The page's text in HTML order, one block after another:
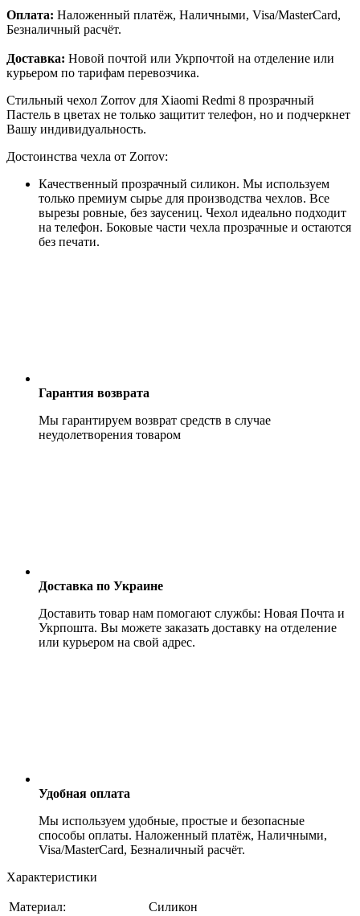
Оплата: Наложенный платёж, Наличными, Visa/MasterCard,
Безналичный расчёт.
Доставка: Новой почтой или Укрпочтой на отделение или
курьером по тарифам перевозчика.
Стильный чехол Zorrov для Xiaomi Redmi 8 прозрачный
Пастель в цветах не только защитит телефон, но и подчеркнет
Вашу индивидуальность.
Достоинства чехла от Zorrov:
Качественный прозрачный силикон. Мы используем
только премиум сырье для производства чехлов. Все
вырезы ровные, без заусениц. Чехол идеально подходит
на телефон. Боковые части чехла прозрачные и остаются
без печати.
Гарантия возврата
Мы гарантируем возврат средств в случае
неудолетворения товаром
Доставка по Украине
Доставить товар нам помогают службы: Новая Почта и
Укрпошта. Вы можете заказать доставку на отделение
или курьером на свой адрес.
Удобная оплата
Мы используем удобные, простые и безопасные
способы оплаты. Наложенный платёж, Наличными,
Visa/MasterCard, Безналичный расчёт.
Характеристики
Материал:
Силикон